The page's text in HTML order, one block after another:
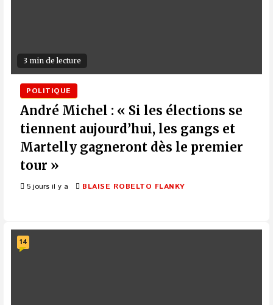
3 min de lecture
POLITIQUE
André Michel : « Si les élections se
tiennent aujourd’hui, les gangs et
Martelly gagneront dès le premier
tour »
5 jours il y a BLAISE ROBELTO FLANKY
14